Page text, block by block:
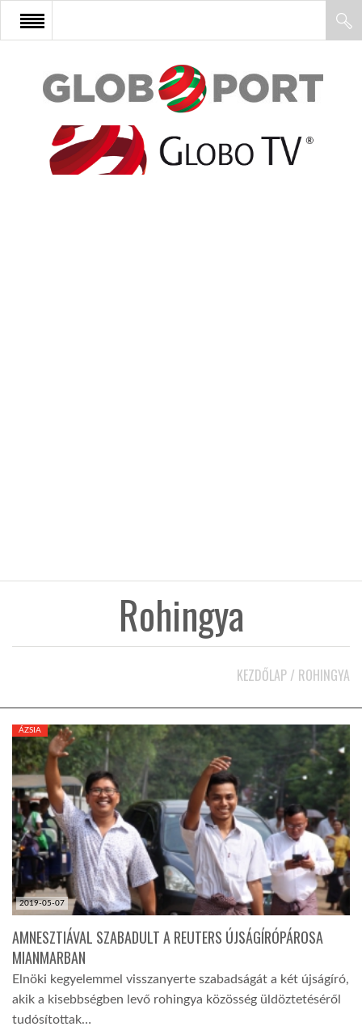
FŐOLDAL
AFRIKA
HÍR3D
TROPICALMAGAZIN
GLOBOTV
AFRIKA TUDÁSTÁR
A NAP SZÉPE
LINKTR.EE
GLOBOZSARU
Rohingya
KEZDŐLAP / ROHINGYA
2019-05-07
ÁZSIA
AMNESZTIÁVAL SZABADULT A REUTERS ÚJSÁGÍRÓPÁROSA
MIANMARBAN
Elnöki kegyelemmel visszanyerte szabadságát a két újságíró,
akik a kisebbségben levő rohingya közösség üldöztetéséről
tudósítottak…